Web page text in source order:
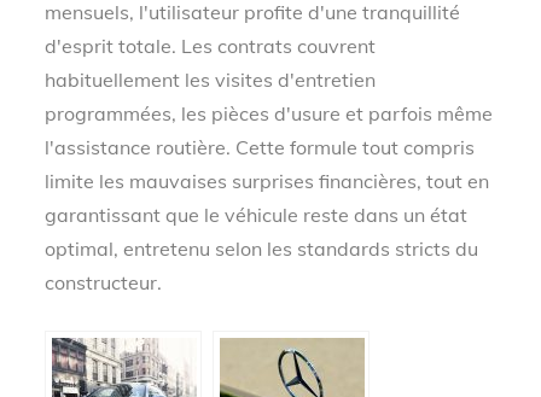
mensuels, l'utilisateur profite d'une tranquillité
d'esprit totale. Les contrats couvrent
habituellement les visites d'entretien
programmées, les pièces d'usure et parfois même
l'assistance routière. Cette formule tout compris
limite les mauvaises surprises financières, tout en
garantissant que le véhicule reste dans un état
optimal, entretenu selon les standards stricts du
constructeur.